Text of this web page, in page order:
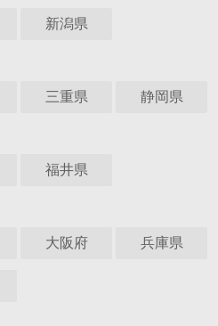
新潟県
三重県 静岡県
福井県
大阪府 兵庫県